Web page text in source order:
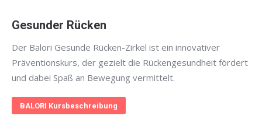
Gesunder Rücken
Der Balori Gesunde Rücken-Zirkel ist ein innovativer
Präventionskurs, der gezielt die Rückengesundheit fördert
und dabei Spaß an Bewegung vermittelt.
BALORI Kursbeschreibung